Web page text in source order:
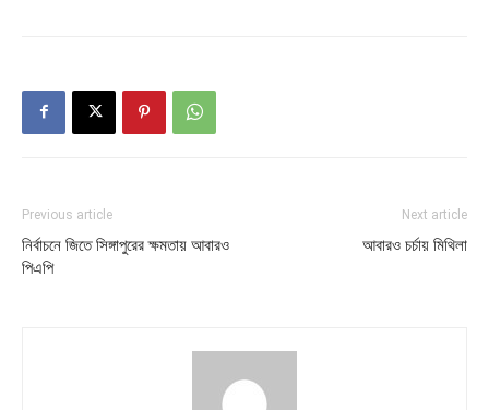
Previous article
নির্বাচনে জিতে সিঙ্গাপুরের ক্ষমতায় আবারও
পিএপি
Next article
আবারও চর্চায় মিথিলা